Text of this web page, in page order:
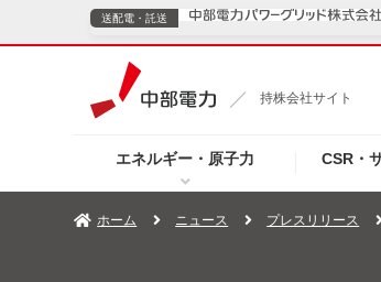
持株会社サイト
エネルギー・原子力 CSR・
送配電・託送
TOPページへ
電気・ガス
TOPページへ
ホーム ニュース プレスリリース